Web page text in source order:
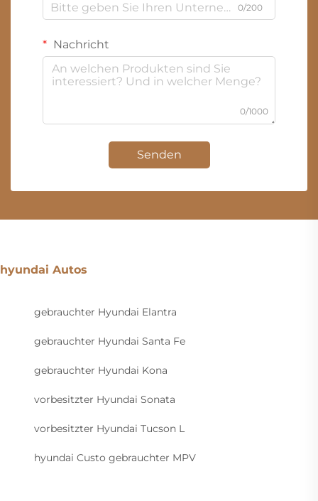
0/200
Nachricht
0/1000
Senden
hyundai Autos
gebrauchter Hyundai Elantra
gebrauchter Hyundai Santa Fe
gebrauchter Hyundai Kona
vorbesitzter Hyundai Sonata
vorbesitzter Hyundai Tucson L
hyundai Custo gebrauchter MPV